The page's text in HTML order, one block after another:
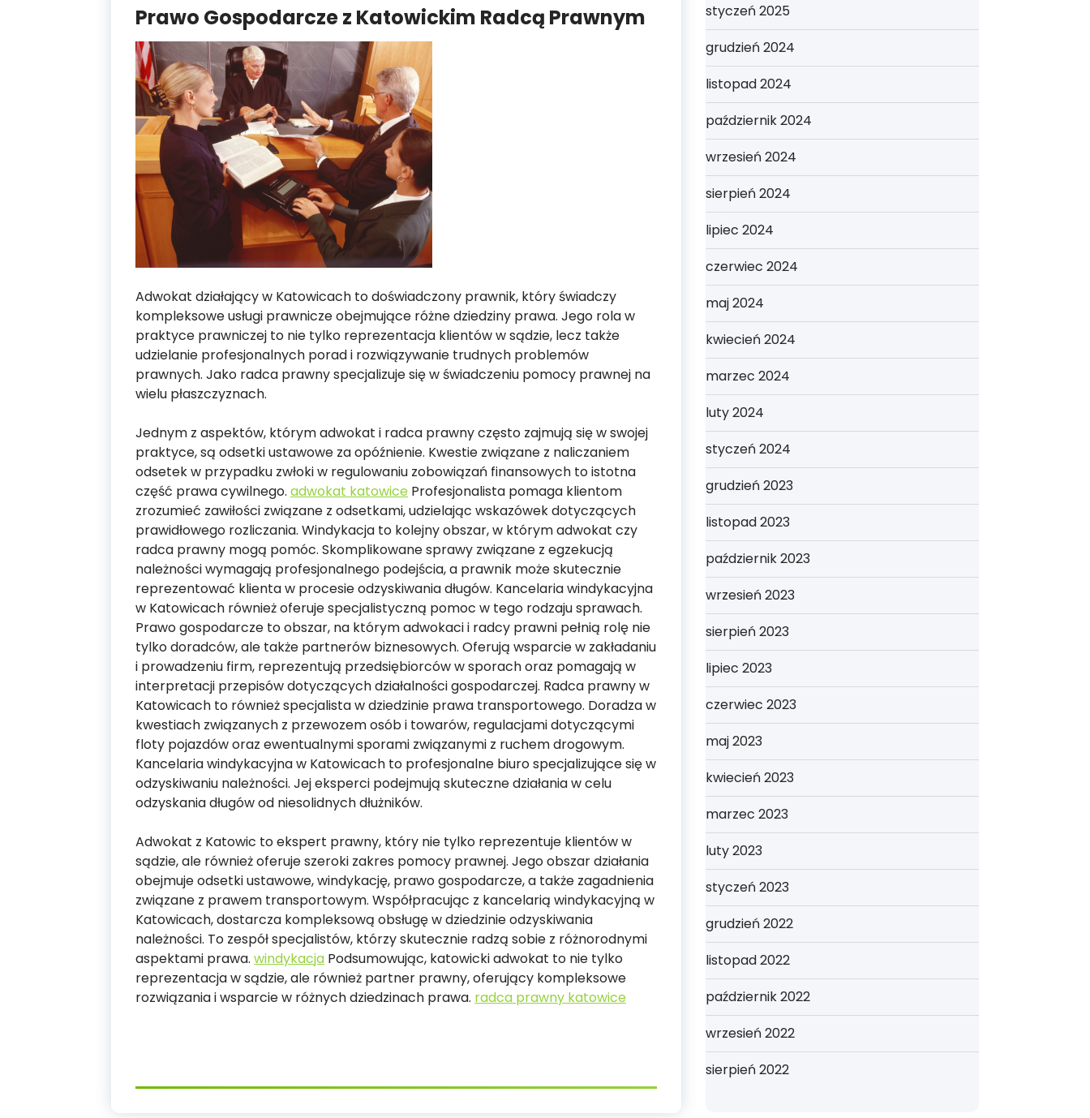
Prawo Gospodarcze z Katowickim Radcą Prawnym
Adwokat działający w Katowicach to doświadczony prawnik, który świadczy
kompleksowe usługi prawnicze obejmujące różne dziedziny prawa. Jego rola w
praktyce prawniczej to nie tylko reprezentacja klientów w sądzie, lecz także
udzielanie profesjonalnych porad i rozwiązywanie trudnych problemów
prawnych. Jako radca prawny specjalizuje się w świadczeniu pomocy prawnej na
wielu płaszczyznach.
Jednym z aspektów, którym adwokat i radca prawny często zajmują się w swojej
praktyce, są odsetki ustawowe za opóźnienie. Kwestie związane z naliczaniem
odsetek w przypadku zwłoki w regulowaniu zobowiązań finansowych to istotna
część prawa cywilnego. adwokat katowice Profesjonalista pomaga klientom
zrozumieć zawiłości związane z odsetkami, udzielając wskazówek dotyczących
prawidłowego rozliczania. Windykacja to kolejny obszar, w którym adwokat czy
radca prawny mogą pomóc. Skomplikowane sprawy związane z egzekucją
należności wymagają profesjonalnego podejścia, a prawnik może skutecznie
reprezentować klienta w procesie odzyskiwania długów. Kancelaria windykacyjna
w Katowicach również oferuje specjalistyczną pomoc w tego rodzaju sprawach.
Prawo gospodarcze to obszar, na którym adwokaci i radcy prawni pełnią rolę nie
tylko doradców, ale także partnerów biznesowych. Oferują wsparcie w zakładaniu
i prowadzeniu firm, reprezentują przedsiębiorców w sporach oraz pomagają w
interpretacji przepisów dotyczących działalności gospodarczej. Radca prawny w
Katowicach to również specjalista w dziedzinie prawa transportowego. Doradza w
kwestiach związanych z przewozem osób i towarów, regulacjami dotyczącymi
floty pojazdów oraz ewentualnymi sporami związanymi z ruchem drogowym.
Kancelaria windykacyjna w Katowicach to profesjonalne biuro specjalizujące się w
odzyskiwaniu należności. Jej eksperci podejmują skuteczne działania w celu
odzyskania długów od niesolidnych dłużników.
Adwokat z Katowic to ekspert prawny, który nie tylko reprezentuje klientów w
sądzie, ale również oferuje szeroki zakres pomocy prawnej. Jego obszar działania
obejmuje odsetki ustawowe, windykację, prawo gospodarcze, a także zagadnienia
związane z prawem transportowym. Współpracując z kancelarią windykacyjną w
Katowicach, dostarcza kompleksową obsługę w dziedzinie odzyskiwania
należności. To zespół specjalistów, którzy skutecznie radzą sobie z różnorodnymi
aspektami prawa. windykacja Podsumowując, katowicki adwokat to nie tylko
reprezentacja w sądzie, ale również partner prawny, oferujący kompleksowe
rozwiązania i wsparcie w różnych dziedzinach prawa. radca prawny katowice
styczeń 2025
grudzień 2024
listopad 2024
październik 2024
wrzesień 2024
sierpień 2024
lipiec 2024
czerwiec 2024
maj 2024
kwiecień 2024
marzec 2024
luty 2024
styczeń 2024
grudzień 2023
listopad 2023
październik 2023
wrzesień 2023
sierpień 2023
lipiec 2023
czerwiec 2023
maj 2023
kwiecień 2023
marzec 2023
luty 2023
styczeń 2023
grudzień 2022
listopad 2022
październik 2022
wrzesień 2022
sierpień 2022